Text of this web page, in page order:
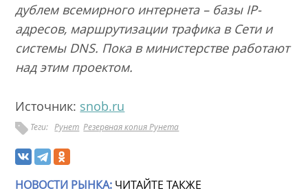
дублем всемирного интернета – базы IP-
адресов, маршрутизации трафика в Сети и
системы DNS. Пока в министерстве работают
над этим проектом.
Источник: snob.ru
Теги: Рунет Резервная копия Рунета
НОВОСТИ РЫНКА: ЧИТАЙТЕ ТАКЖЕ